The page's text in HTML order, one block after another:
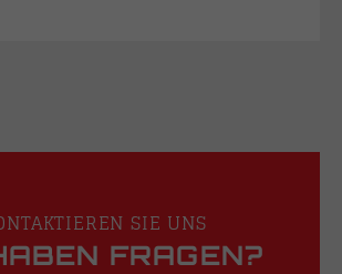
SIE UNS
FRAGEN?